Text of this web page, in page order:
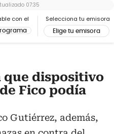
con el Selecciona tu emisora
Elige tu emisora
07:35
que dispositivo
Fico podía
Gutiérrez, además,